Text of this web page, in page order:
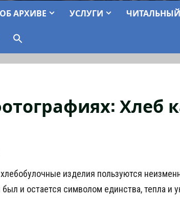
ОБ АРХИВЕ УСЛУГИ
Хлеб
изделия пользуются
и остается символом единства, тепла и